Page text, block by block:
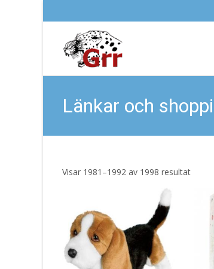
Länkar och
Visar 1981–1992 av 1998 resultatSortera